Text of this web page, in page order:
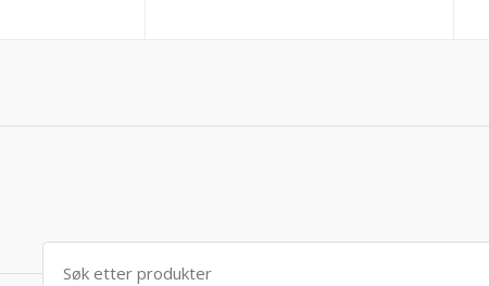
Søk
etter: